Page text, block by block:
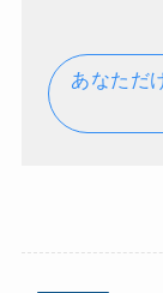
あなただ